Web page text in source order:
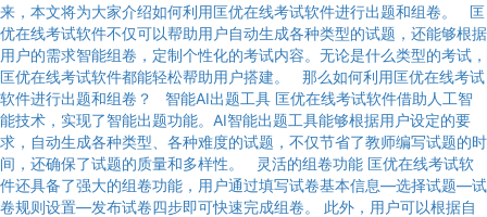
来，本文将为大家介绍如何利用匡优在线考试软件进行出题和组卷。 匡
优在线考试软件不仅可以帮助用户自动生成各种类型的试题，还能够根据
用户的需求智能组卷，定制个性化的考试内容。无论是什么类型的考试，
匡优在线考试软件都能轻松帮助用户搭建。 那么如何利用匡优在线考试
软件进行出题和组卷？ 智能AI出题工具 匡优在线考试软件借助人工智
能技术，实现了智能出题功能。AI智能出题工具能够根据用户设定的要
求，自动生成各种类型、各种难度的试题，不仅节省了教师编写试题的时
间，还确保了试题的质量和多样性。 灵活的组卷功能 匡优在线考试软
件还具备了强大的组卷功能，用户通过填写试卷基本信息—选择试题—试
卷规则设置—发布试卷四步即可快速完成组卷。 此外，用户可以根据自